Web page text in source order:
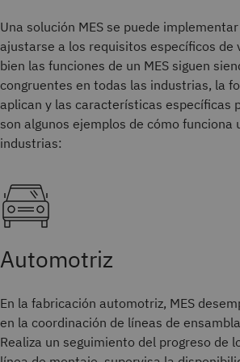
Una solución MES se puede
ajustarse a los requisitos específicos de
bien las funciones de un MES siguen
congruentes en todas las industrias, la
aplican y las características específicas
son algunos ejemplos de cómo funciona
industrias:
Automotriz
En la fabricación automotriz, MES
en la coordinación de líneas de
Realiza un seguimiento del progreso de